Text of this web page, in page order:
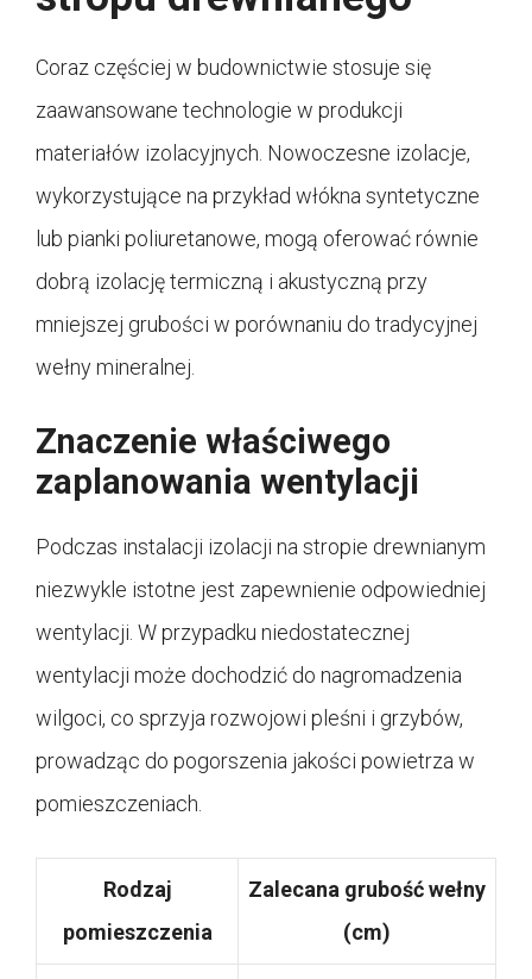
Coraz częściej w budownictwie stosuje się
zaawansowane technologie w produkcji
materiałów izolacyjnych. Nowoczesne izolacje,
wykorzystujące na przykład włókna syntetyczne
lub pianki poliuretanowe, mogą oferować równie
dobrą izolację termiczną i akustyczną przy
mniejszej grubości w porównaniu do tradycyjnej
wełny mineralnej.
Znaczenie właściwego
zaplanowania wentylacji
Podczas instalacji izolacji na stropie drewnianym
niezwykle istotne jest zapewnienie odpowiedniej
wentylacji. W przypadku niedostatecznej
wentylacji może dochodzić do nagromadzenia
wilgoci, co sprzyja rozwojowi pleśni i grzybów,
prowadząc do pogorszenia jakości powietrza w
pomieszczeniach.
Rodzaj
pomieszczenia
Zalecana grubość wełny
(cm)